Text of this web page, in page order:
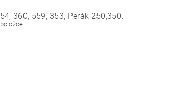
360, 559, 353, Perák 250,350.